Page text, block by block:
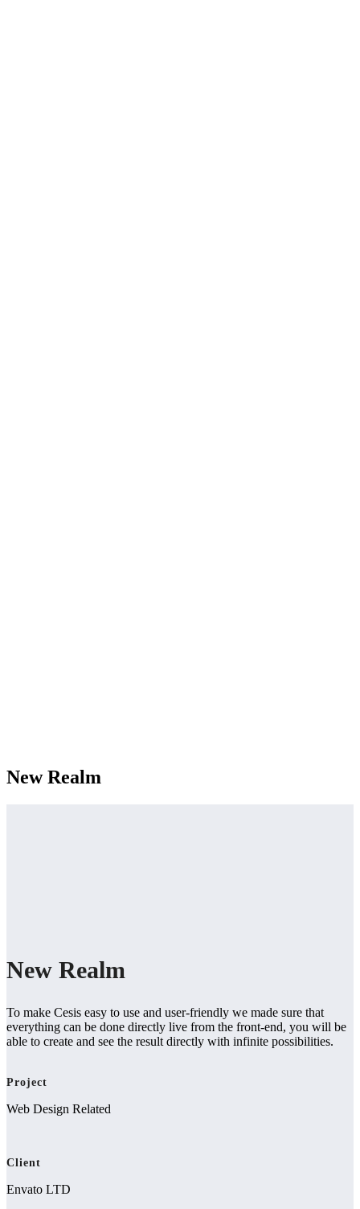
New Realm
New Realm
To make Cesis easy to use and user-friendly we made sure that
everything can be done directly live from the front-end, you will be
able to create and see the result directly with infinite possibilities.
Project
Web Design Related
Client
Envato LTD